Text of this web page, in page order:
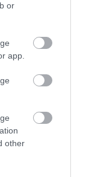
or
app.
other